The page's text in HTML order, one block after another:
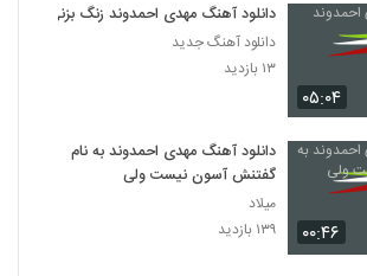
۰۵:۰۴
دانلود آهنگ مهدی احمدوند زنگ بزنی
دانلود آهنگ جدید
۱۳ بازدید
۰۰:۴۶
دانلود آهنگ مهدی احمدوند به نام
گفتنش آسون نیست ولی
میلاد
۱۳۹ بازدید